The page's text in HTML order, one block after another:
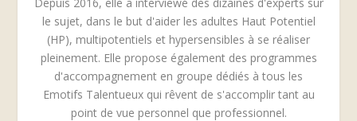
le sujet, dans le but d'aider les adultes Haut Potentiel
(HP), multipotentiels et hypersensibles à se réaliser
pleinement. Elle propose également des programmes
d'accompagnement en groupe dédiés à tous les
Emotifs Talentueux qui rêvent de s'accomplir tant au
point de vue personnel que professionnel.